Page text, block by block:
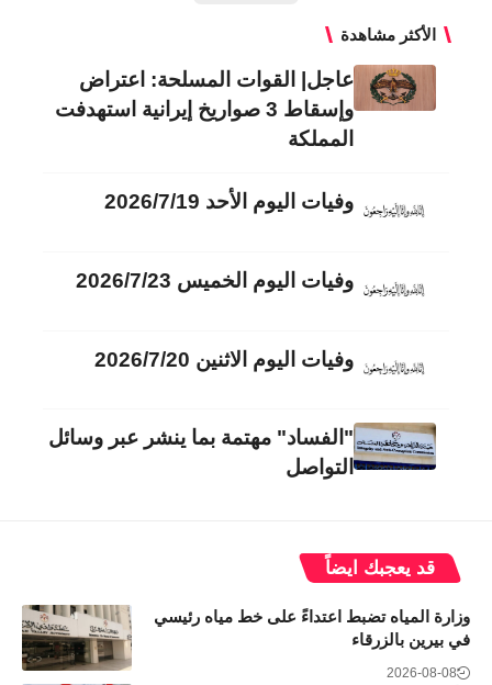
الأكثر مشاهدة
عاجل| القوات المسلحة: اعتراض
وإسقاط 3 صواريخ إيرانية استهدفت
المملكة
وفيات اليوم الأحد 2026/7/19
وفيات اليوم الخميس 2026/7/23
وفيات اليوم الاثنين 2026/7/20
"الفساد" مهتمة بما ينشر عبر وسائل
التواصل
قد يعجبك ايضاً
وزارة المياه تضبط اعتداءً على خط مياه رئيسي
في بيرين بالزرقاء
2026-08-08